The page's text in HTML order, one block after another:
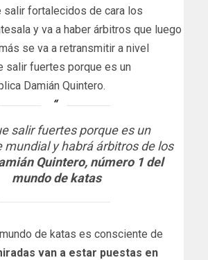
salir fortalecidos de cara los
y va a haber árbitros que luego
se va a retransmitir a nivel
salir fuertes porque es un
Damián Quintero.
salir fuertes porque es un
mundial y habrá árbitros de los
Quintero, número 1 del
mundo de katas
de katas es consciente de
van a estar puestas en